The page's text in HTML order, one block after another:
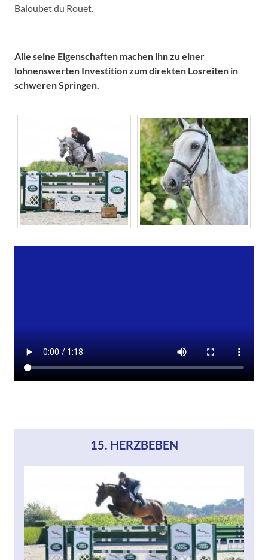
Baloubet du Rouet.
Alle seine Eigenschaften machen ihn zu einer
lohnenswerten Investition zum direkten Losreiten in
schweren Springen.
15. HERZBEBEN